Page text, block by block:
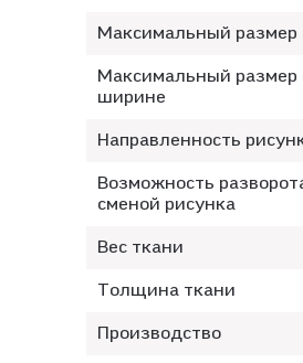
Максимальный размер
Максимальный размер
ширине
Направленность
Возможность
сменой рисунка
Вес ткани
Толщина ткани
Производство